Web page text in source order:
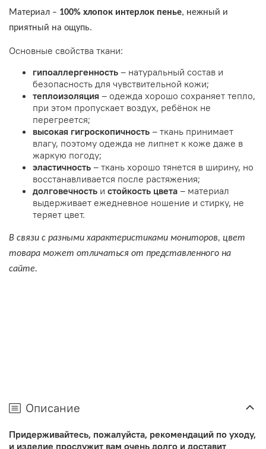
Материал – 100% хлопок интерлок пенье, нежный и
приятный на ощупь.
Основные свойства ткани:
гипоаллергенность – натуральный состав и
безопасность для чувствительной кожи;
теплоизоляция – одежда хорошо сохраняет тепло,
при этом пропускает воздух, ребёнок не
перегреется;
высокая гигроскопичность – ткань принимает
влагу, поэтому одежда не липнет к коже даже в
жаркую погоду;
эластичность – ткань хорошо тянется в ширину, но
восстанавливается после растяжения;
долговечность и стойкость цвета – материал
выдерживает ежедневное ношение и стирку, не
теряет цвет.
В связи с разными характеристиками мониторов, цвет
товара может отличаться от представленного на
сайте.
Описание
Придерживайтесь, пожалуйста, рекомендаций по уходу,
и изделие прослужит вам очень долго и доставит